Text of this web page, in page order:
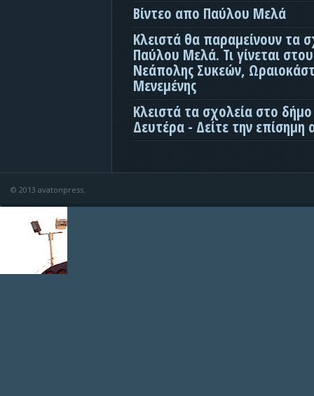
Βίντεο απο Παύλου Μελά
Κλειστά θα παραμείνουν τα
Παύλου Μελά. Τι γίνεται
Νεάπολης Συκεών,
Μενεμένης
Κλειστά τα σχολεία στο
Δευτέρα - Δείτε την επίσημη
© 2013 avatonpress.